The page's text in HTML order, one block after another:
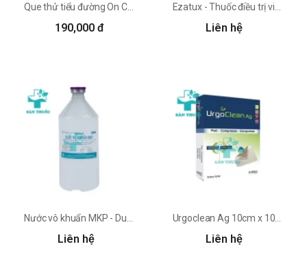
Que thử tiểu đường On Call Plus - Theo dõi đường huyết của Mỹ
190,000 đ Liên hệ
Liên hệ Liên hệ